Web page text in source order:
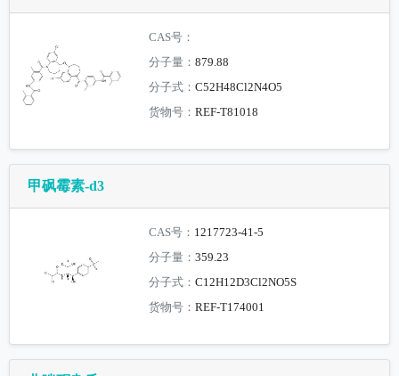
CAS号：
分子量：879.88
分子式：C52H48Cl2N4O5
货物号：REF-T81018
甲砜霉素-d3
CAS号： 1217723-41-5
分子量：359.23
分子式：C12H12D3Cl2NO5S
货物号：REF-T174001